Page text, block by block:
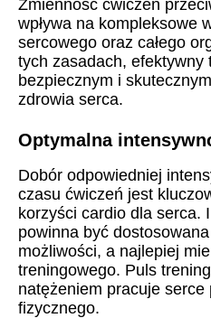
Zmienność ćwiczeń
wpływa na kompleksowe
sercowego oraz całego
tych zasadach, efektywny
bezpiecznym i
zdrowia serca.
Optymalna
Dobór odpowiedniej
czasu ćwiczeń jest
korzyści cardio dla serca.
powinna być
możliwości, a najlepiej
treningowego. Puls
natężeniem pracuje serce
fizycznego.